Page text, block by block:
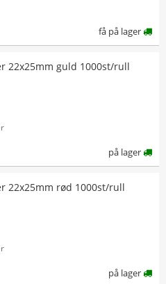
få på lager
22x25mm guld 1000st/rull
på lager
22x25mm rød 1000st/rull
på lager